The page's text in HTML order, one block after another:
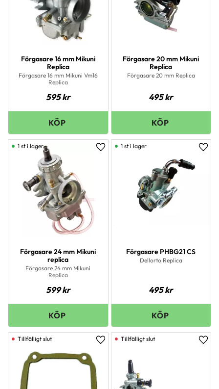
Förgasare 16 mm Mikuni
Replica
Förgasare 16 mm Mikuni Vm16
Replica
595kr
Förgasare 20 mm Mikuni
Replica
Förgasare 20 mm Replica
495kr
Förgasare 24 mm Mikuni
replica
Förgasare 24 mm Mikuni
Replica
599kr
Lägg till i favoriter
1 st i lager
Förgasare PHBG21 CS
Dellorto Replica
495kr
1 st i lager
Lägg till i favoriter